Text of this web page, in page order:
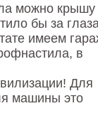
можно крышу
бы за
имеем
в
Для
машины это